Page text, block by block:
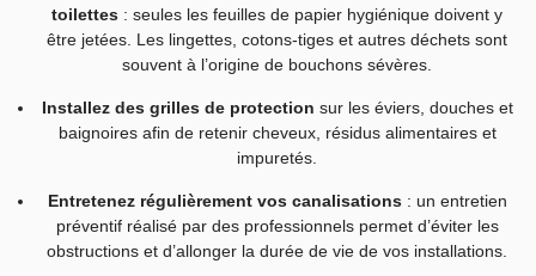
toilettes : seules les feuilles de papier hygiénique doivent y
être jetées. Les lingettes, cotons-tiges et autres déchets sont
souvent à l’origine de bouchons sévères.
Installez des grilles de protection sur les éviers, douches et
baignoires afin de retenir cheveux, résidus alimentaires et
impuretés.
Entretenez régulièrement vos canalisations: un entretien
préventif réalisé par des professionnels permet d’éviter les
obstructions et d’allonger la durée de vie de vos installations.